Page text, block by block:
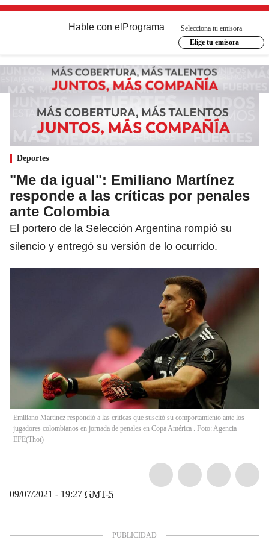
Hable con el Programa
Selecciona tu emisora
Elige tu emisora
Deportes
"Me da igual": Emiliano Martínez
responde a las críticas por penales
ante Colombia
El portero de la Selección Argentina rompió su
silencio y entregó su versión de lo ocurrido.
Emiliano Martínez respondió a las críticas que suscitó su comportamiento ante los
jugadores colombianos en jornada de penales en Copa América . Foto: Agencia
EFE(Thot)
09/07/2021 - 19:27 GMT-5